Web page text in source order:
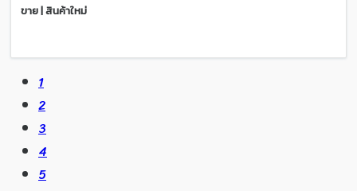
ขาย | สินค้าใหม่
1
2
3
4
5